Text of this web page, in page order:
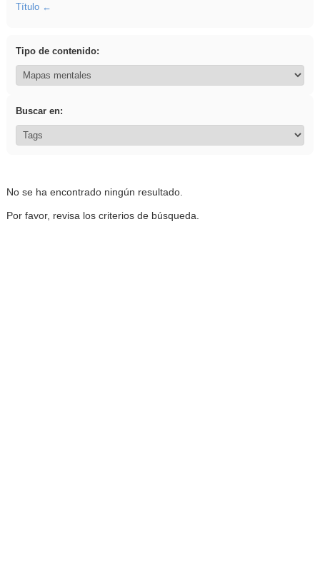
Título
Tipo de contenido:
Buscar en:
No se ha encontrado ningún resultado.
Por favor, revisa los criterios de búsqueda.